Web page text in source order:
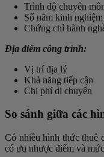
Trình độ chuyên
Số năm kinh nghiệm
Chứng chỉ hành
Địa điểm công trình:
Vị trí địa lý
Khả năng tiếp cận
Chi phí di chuyển
So sánh giữa các
Có nhiều hình thức thuê
có ưu nhược điểm và